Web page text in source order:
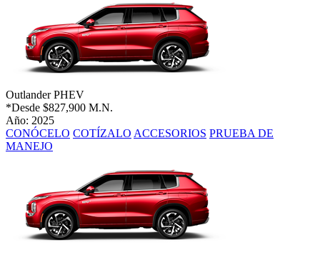
Outlander PHEV
*Desde $827,900 M.N.
Año: 2025
CONÓCELO COTÍZALO ACCESORIOS PRUEBA DE
MANEJO